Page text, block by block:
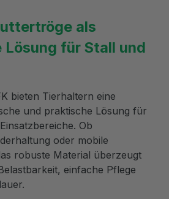
als
Lösung für Stall und
bieten Tierhaltern eine
und praktische Lösung für
Ob
oder mobile
robuste Material überzeugt
einfache Pflege